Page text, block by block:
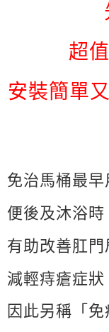
超
安裝簡單
免治馬桶最早
便後及沐浴時
有助改善肛門
減輕痔瘡症狀
因此另稱「免